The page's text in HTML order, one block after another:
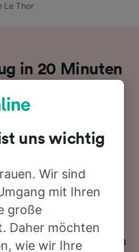
Le Thor
in 20 Minuten
Avignon nach Le
suchen Sie nicht
Strecke beträgt 20
Tag die 15 km
zurücklegen. Mit den
können Sie es sich
uns wichtig
Wir sind
mit Ihren
große
Daher möchten
wie wir Ihre